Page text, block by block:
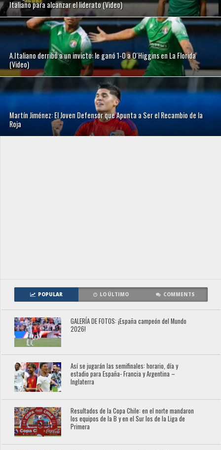
Italiano para alcanzar el liderato (Video)
A.Italiano derribó a un invicto: le ganó 1-0 a O´Higgins en La Florida
(Video)
Martín Jiménez: El Joven Defensor que Apunta a Ser el Recambio de la
Roja
POPULAR LO ÚLTIMO COMMENTS
GALERÍA DE FOTOS: ¡España campeón del Mundo
2026!
Así se jugarán las semifinales: horario, día y
estadio para España- Francia y Argentina –
Inglaterra
Resultados de la Copa Chile: en el norte mandaron
los equipos de la B y en el Sur los de la Liga de
Primera